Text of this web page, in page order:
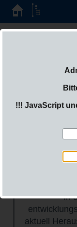
ded-
!!! JavaScript
In
aktuell